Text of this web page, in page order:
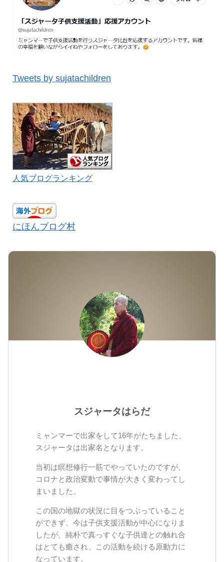
Tweets by sujatachildren
人気ブログランキング
にほんブログ村
スジャータはらだ
ミャンマーで出家をして16年がたちました、
スジャータは出家名となります。
当初は瞑想修行一筋でやっていたのですが、
コロナと政治変動で事情が大きく変わってし
まいました。
この国の地獄の状況に目をつぶっていること
ができず、今は子供支援活動が中心になりま
したが、純朴で真っすぐな子供達との触れ合
はとても癒され、この活動を続ける原動力に
なっています。